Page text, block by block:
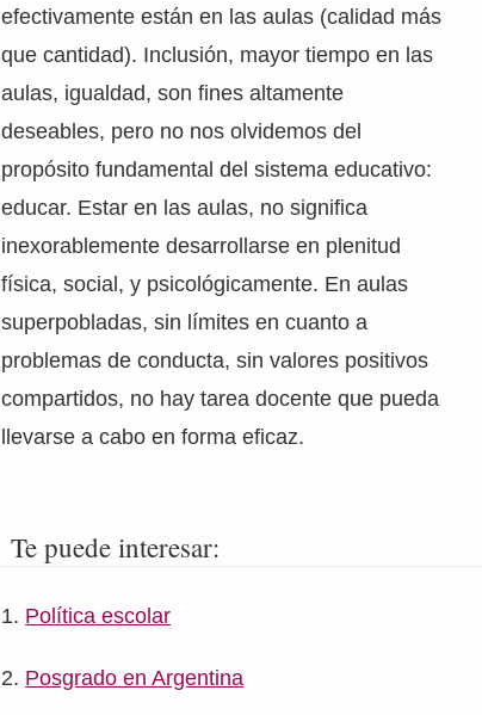
efectivamente están en las aulas (calidad más
que cantidad). Inclusión, mayor tiempo en las
aulas, igualdad, son fines altamente
deseables, pero no nos olvidemos del
propósito fundamental del sistema educativo:
educar. Estar en las aulas, no significa
inexorablemente desarrollarse en plenitud
física, social, y psicológicamente. En aulas
superpobladas, sin límites en cuanto a
problemas de conducta, sin valores positivos
compartidos, no hay tarea docente que pueda
llevarse a cabo en forma eficaz.
Te puede interesar:
Política escolar
Posgrado en Argentina